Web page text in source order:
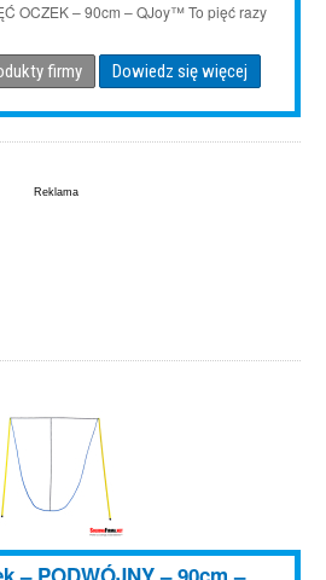
OCZEK – 90cm – QJoy™ To pięć razy
firmy Dowiedz się więcej